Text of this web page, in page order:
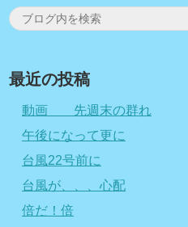
最近の投稿
動画 先週末の群れ
午後になって更に
台風22号前に
台風が、、、心配
倍だ！倍